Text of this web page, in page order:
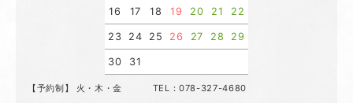
16 17 18 19 20 21 22
23 24 25 26 27 28 29
30 31
【予約制】 火・木・金 TEL：078-327-4680